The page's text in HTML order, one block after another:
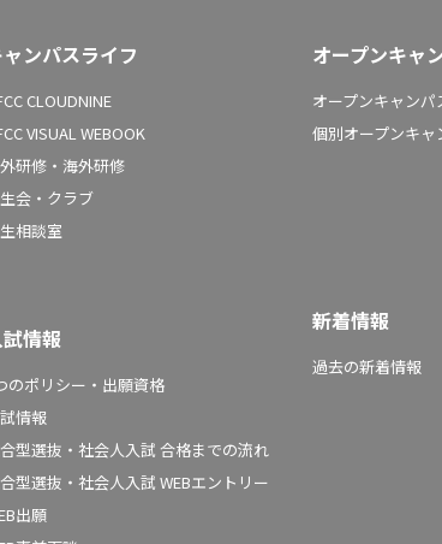
ンパスライフ
CLOUDNINE
VISUAL WEBOOK
研修・海外研修
会・クラブ
相談室
情報
のポリシー・出願資格
情報
型選抜・社会人入試 合格までの流れ
型選抜・社会人入試 WEBエントリー
出願
オープンキャ
オープンキャンパ
個別オープンキャ
新着情報
過去の新着情報